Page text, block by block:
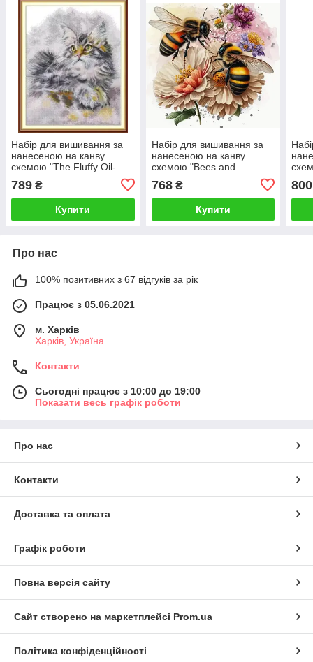
Набір для вишивання за
нанесеною на канву
схемою "The Fluffy Oil-
printed , 35*43 см
789 ₴
Купити
Набір для вишивання за
нанесеною на канву
схемою "Bees and
flowers".AIDA 14CT printed
, 40*40 см
768₴
Купити
800
Про нас
100% позитивних з 67 відгуків за рік
Працює з 05.06.2021
м. Харків
Харків, Україна
Контакти
Сьогодні працює з 10:00 до 19:00
Показати весь графік роботи
Про нас
Контакти
Доставка та оплата
Графік роботи
Повна версія сайту
Сайт створено на маркетплейсі Prom.ua
Політика конфіденційності